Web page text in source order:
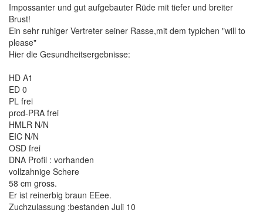
Impossanter und gut aufgebauter Rüde mit tiefer und breiter
Brust!
Ein sehr ruhiger Vertreter seiner Rasse,mit dem typichen "will to
please"
Hier die Gesundheitsergebnisse:
HD A1
ED 0
PL frei
prcd-PRA frei
HMLR N/N
EIC N/N
OSD frei
DNA Profil : vorhanden
vollzahnige Schere
58 cm gross.
Er ist reinerbig braun EEee.
Zuchzulassung :bestanden Juli 10